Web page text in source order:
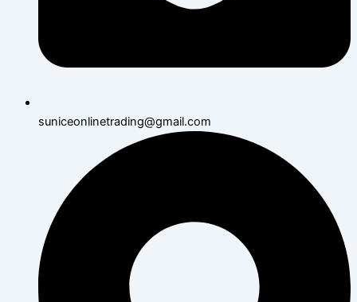
suniceonlinetrading@gmail.com